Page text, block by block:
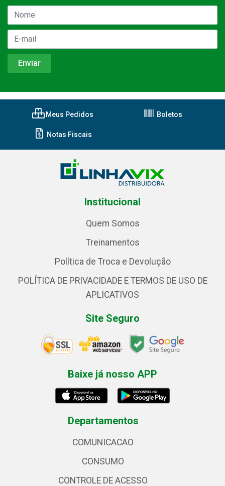
Meus Pedidos Boletos
Notas Fiscais
Institucional
Quem Somos
Treinamentos
Política de Troca e Devolução
POLÍTICA DE PRIVACIDADE E TERMOS DE USO DE
APLICATIVOS
Site Seguro
Baixe já nosso APP
Departamentos
COMUNICACAO
CONSUMO
CONTROLE DE ACESSO